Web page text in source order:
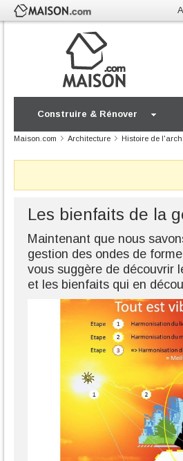
Construire & Rénover
Maison.com Architecture Histoire de
Les bienfaits de la
Maintenant que nous
gestion des ondes de
vous suggère de découvrir
et les bienfaits qui en